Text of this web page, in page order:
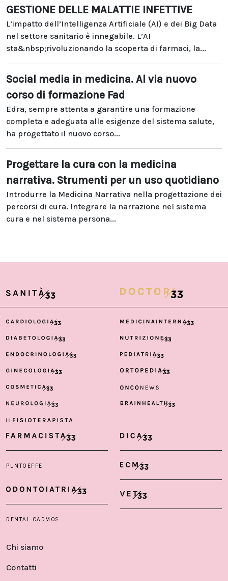
GESTIONE DELLE MALATTIE INFETTIVE
L’impatto dell’Intelligenza Artificiale (AI) e dei Big Data
nel settore sanitario è innegabile. L’AI
sta&nbsp;rivoluzionando la scoperta di farmaci, la...
Social media in medicina. Al via nuovo
corso di formazione Fad
Edra, sempre attenta a garantire una formazione
completa e adeguata alle esigenze del sistema salute,
ha progettato il nuovo corso...
Progettare la cura con la medicina
narrativa. Strumenti per un uso quotidiano
Introdurre la Medicina Narrativa nella progettazione dei
percorsi di cura. Integrare la narrazione nel sistema
cura e nel sistema persona...
Chi siamo
Contatti